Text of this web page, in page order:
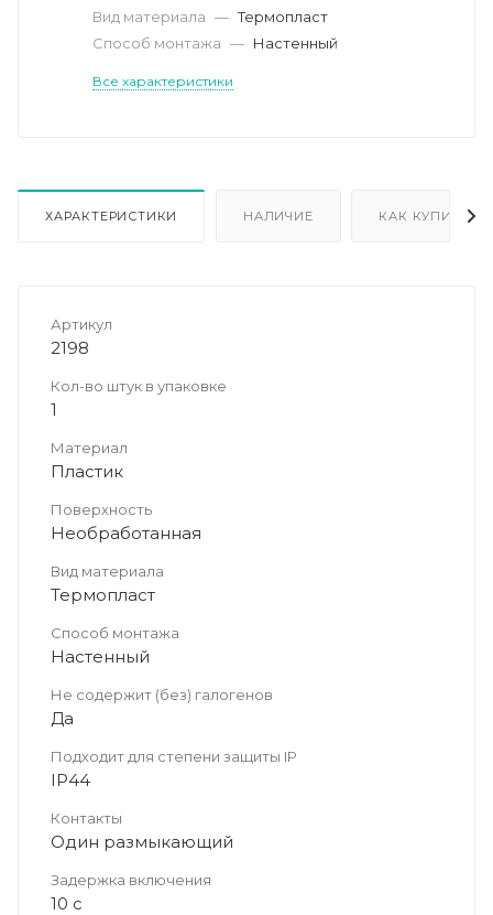
Вид материала — Термопласт
Способ монтажа — Настенный
Все характеристики
ХАРАКТЕРИСТИКИ НАЛИЧИЕ КАК КУПИТЬ
Артикул
2198
Кол-во штук в упаковке
1
Материал
Пластик
Поверхность
Необработанная
Вид материала
Термопласт
Способ монтажа
Настенный
Не содержит (без) галогенов
Да
Подходит для степени защиты IP
IP44
Контакты
Один размыкающий
Задержка включения
10 с